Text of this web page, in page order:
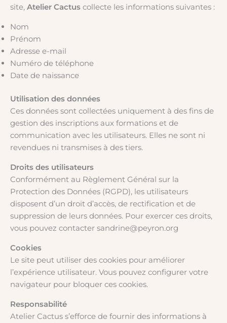
site, Atelier Cactus collecte les informations suivantes :
Nom
Prénom
Adresse e-mail
Numéro de téléphone
Date de naissance
Utilisation des données
Ces données sont collectées uniquement à des fins de
gestion des inscriptions aux formations et de
communication avec les utilisateurs. Elles ne sont ni
revendues ni transmises à des tiers.
Droits des utilisateurs
Conformément au Règlement Général sur la
Protection des Données (RGPD), les utilisateurs
disposent d’un droit d’accès, de rectification et de
suppression de leurs données. Pour exercer ces droits,
vous pouvez contacter sandrine@peyron.org
Cookies
Le site peut utiliser des cookies pour améliorer
l’expérience utilisateur. Vous pouvez configurer votre
navigateur pour bloquer ces cookies.
Responsabilité
Atelier Cactus s’efforce de fournir des informations à